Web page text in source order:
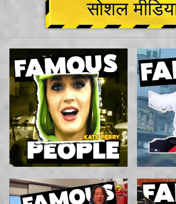
सोशल